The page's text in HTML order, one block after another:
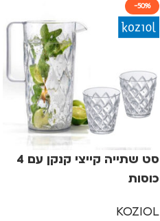
-50%
סט שתייה קייצי קנקן עם 4
כוסות
KOZIOL